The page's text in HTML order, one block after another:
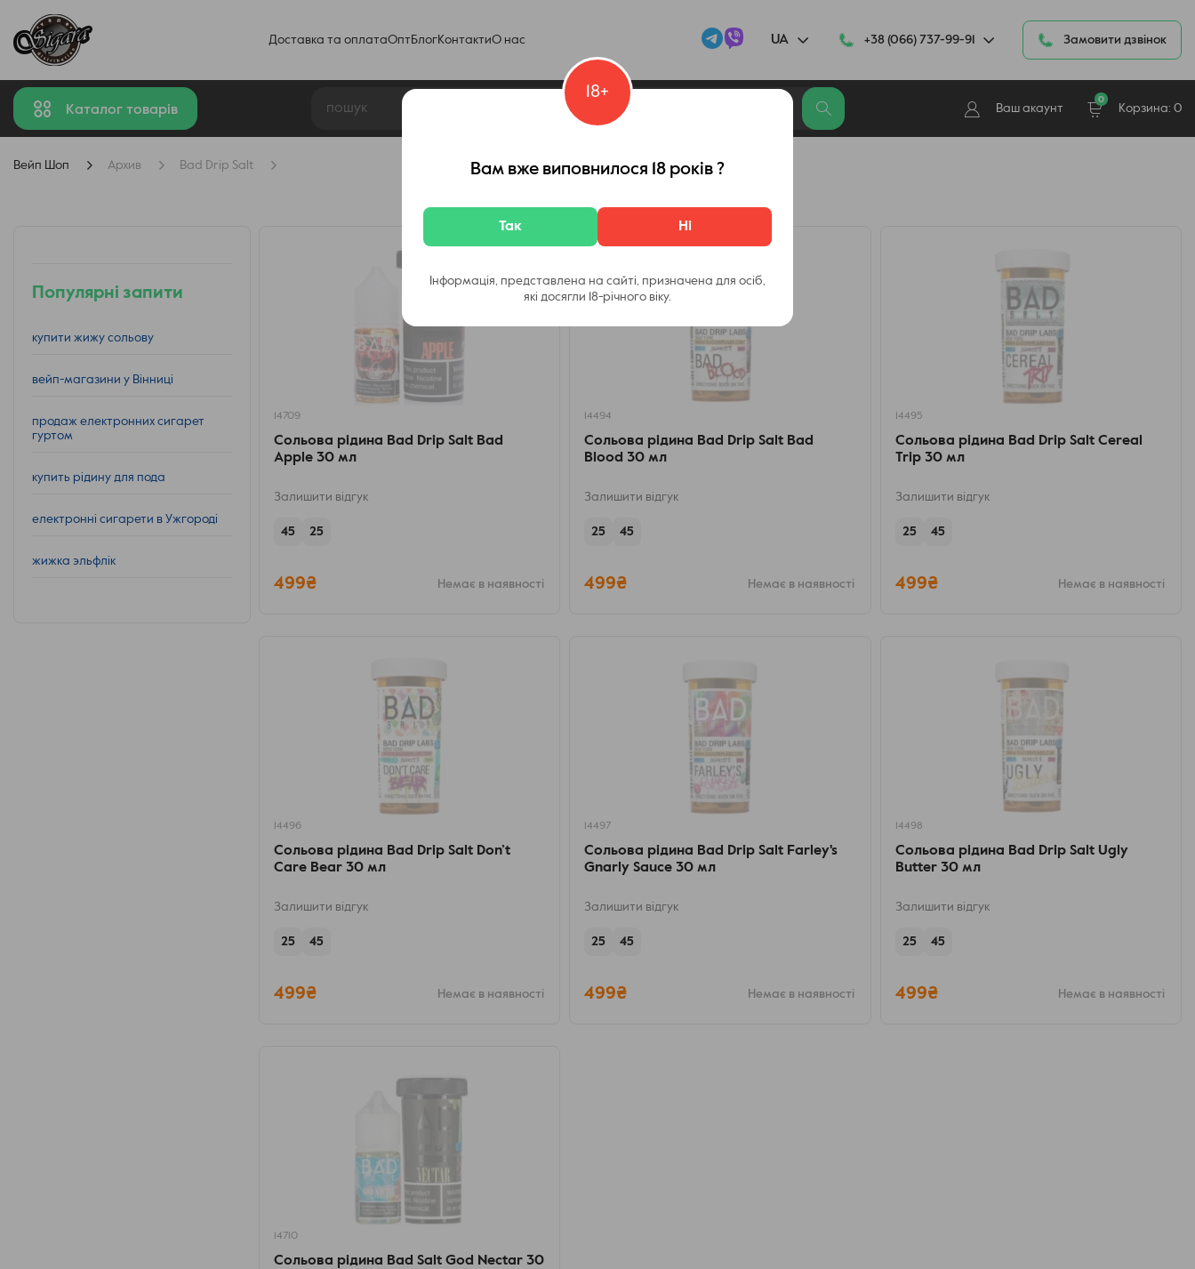
Доставка та оплатаОпт БлогКонтактиО нас UA +38 (066) 737-99-91 Замовити дзвінок
Каталог товарів Ваш акаунт
0
Корзина: 0
Вейп Шоп Архив Bad Drip Salt
Популярні запити
купити жижу сольову
вейп-магазини у Вінниці
продаж електронних сигарет
гуртом
купить рідину для пода
електронні сигарети в Ужгороді
жижка эльфлік
14709
Сольова рідина Bad Drip Salt Bad
Apple 30 мл
Залишити відгук
45 25
499₴ Немає в наявності
14494
Сольова рідина Bad Drip Salt Bad
Blood 30 мл
Залишити відгук
25 45
499₴ Немає в наявності
14495
Сольова рідина Bad Drip Salt Cereal
Trip 30 мл
Залишити відгук
25 45
499₴ Немає в наявності
14496
Сольова рідина Bad Drip Salt Don’t
Care Bear 30 мл
Залишити відгук
25 45
499₴ Немає в наявності
14497
Сольова рідина Bad Drip Salt Farley's
Gnarly Sauce 30 мл
Залишити відгук
25 45
499₴ Немає в наявності
14498
Сольова рідина Bad Drip Salt Ugly
Butter 30 мл
Залишити відгук
25 45
499₴ Немає в наявності
14710
Сольова рідина Bad Salt God Nectar 30
18+
Вам вже виповнилося 18 років ?
Так Ні
Інформація, представлена на сайті, призначена для осіб,
які досягли 18-річного віку.